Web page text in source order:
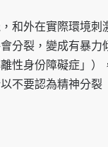
和外在實際環境
分裂，變成有暴
性身份障礙症」
不要認為精神分裂